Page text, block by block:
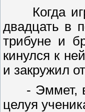
Когда
двадцать в
трибуне и
кинулся к
и закружил
- Эммет, вы
целуя